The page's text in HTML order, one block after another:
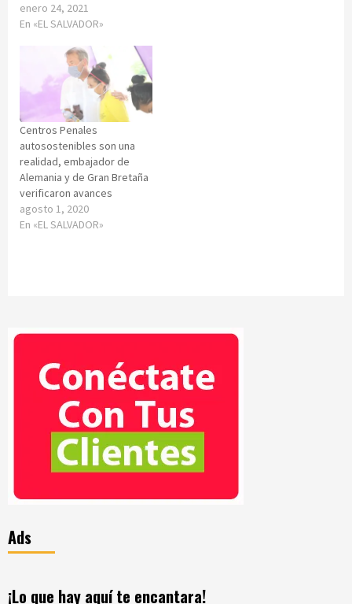
enero 24, 2021
En «EL SALVADOR»
Centros Penales
autosostenibles son una
realidad, embajador de
Alemania y de Gran Bretaña
verificaron avances
agosto 1, 2020
En «EL SALVADOR»
Ads
¡Lo que hay aquí te encantara!